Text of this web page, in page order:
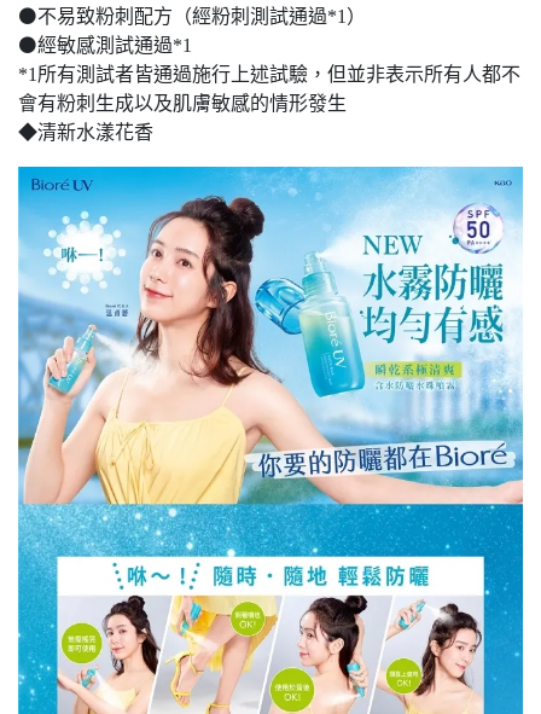
⚫不易致粉刺配方（經粉刺測試通過*1）
⚫經敏感測試通過*1
*1所有測試者皆通過施行上述試驗，但並非表示所有人都不
會有粉刺生成以及肌膚敏感的情形發生
◆清新水漾花香